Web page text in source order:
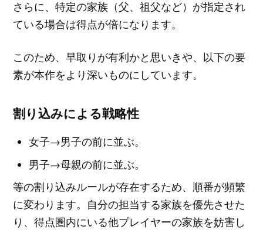
さらに、特定の家族（父、祖父など）が指定され
ている場合は得点が倍になります。
このため、早取りが有利かと思いきや、以下の要
素が本作をより深いものにしています。
割り込みによる戦略性
女子→男子の前に並ぶ。
男子→母親の前に並ぶ。
等の割り込みルールが存在するため、順番が頻繁
に変わります。自分の担当する家族を優先させた
り、得点圏内にいる他プレイヤーの家族を妨害し